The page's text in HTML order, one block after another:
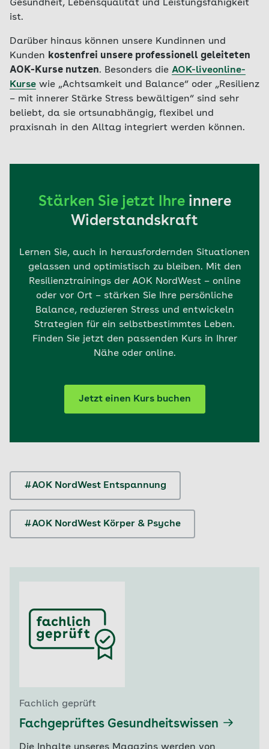
Gesundheit, Lebensqualität und Leistungsfähigkeit
ist.
Darüber hinaus können unsere Kundinnen und
Kunden kostenfrei unsere professionell geleiteten
AOK-Kurse nutzen. Besonders die AOK-liveonline-
Kurse wie „Achtsamkeit und Balance“ oder „Resilienz
– mit innerer Stärke Stress bewältigen“ sind sehr
beliebt, da sie ortsunabhängig, flexibel und
praxisnah in den Alltag integriert werden können.
Stärken Sie jetzt Ihre innere
Widerstandskraft
Lernen Sie, auch in herausfordernden Situationen
gelassen und optimistisch zu bleiben. Mit den
Resilienztrainings der AOK NordWest – online
oder vor Ort – stärken Sie Ihre persönliche
Balance, reduzieren Stress und entwickeln
Strategien für ein selbstbestimmtes Leben.
Finden Sie jetzt den passenden Kurs in Ihrer
Nähe oder online.
Jetzt einen Kurs buchen
#AOK NordWest Entspannung
#AOK NordWest Körper & Psyche
Fachlich geprüft
Fachgeprüftes Gesundheitswissen